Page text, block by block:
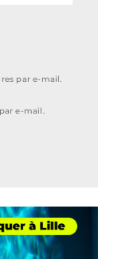
par e-mail.
e-mail.